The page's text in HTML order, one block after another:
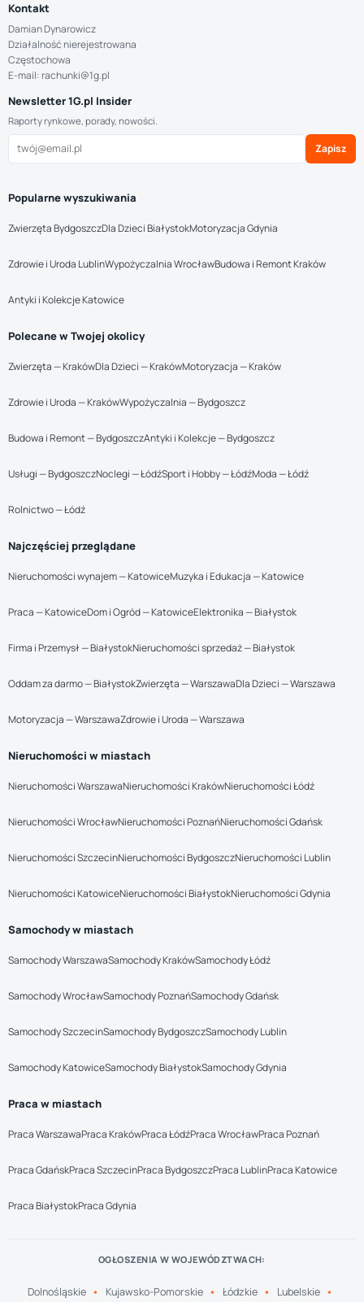
Kontakt
Damian Dynarowicz
Działalność nierejestrowana
Częstochowa
E-mail: rachunki@1g.pl
Newsletter 1G.pl Insider
Raporty rynkowe, porady, nowości.
Zapisz
Popularne wyszukiwania
Zwierzęta BydgoszczDla Dzieci BiałystokMotoryzacja Gdynia
Zdrowie i Uroda LublinWypożyczalnia WrocławBudowa i Remont Kraków
Antyki i Kolekcje Katowice
Polecane w Twojej okolicy
Zwierzęta — KrakówDla Dzieci — KrakówMotoryzacja — Kraków
Zdrowie i Uroda — KrakówWypożyczalnia — Bydgoszcz
Budowa i Remont — BydgoszczAntyki i Kolekcje — Bydgoszcz
Usługi — BydgoszczNoclegi — ŁódźSport i Hobby — ŁódźModa — Łódź
Rolnictwo — Łódź
Najczęściej przeglądane
Nieruchomości wynajem — KatowiceMuzyka i Edukacja — Katowice
Praca — KatowiceDom i Ogród — KatowiceElektronika — Białystok
Firma i Przemysł — BiałystokNieruchomości sprzedaż — Białystok
Oddam za darmo — BiałystokZwierzęta — WarszawaDla Dzieci — Warszawa
Motoryzacja — WarszawaZdrowie i Uroda — Warszawa
Nieruchomości w miastach
Nieruchomości WarszawaNieruchomości KrakówNieruchomości Łódź
Nieruchomości WrocławNieruchomości PoznańNieruchomości Gdańsk
Nieruchomości SzczecinNieruchomości BydgoszczNieruchomości Lublin
Nieruchomości KatowiceNieruchomości BiałystokNieruchomości Gdynia
Samochody w miastach
Samochody WarszawaSamochody KrakówSamochody Łódź
Samochody WrocławSamochody PoznańSamochody Gdańsk
Samochody SzczecinSamochody BydgoszczSamochody Lublin
Samochody KatowiceSamochody BiałystokSamochody Gdynia
Praca w miastach
Praca WarszawaPraca KrakówPraca ŁódźPraca WrocławPraca Poznań
Praca GdańskPraca SzczecinPraca BydgoszczPraca LublinPraca Katowice
Praca BiałystokPraca Gdynia
OGŁOSZENIA W WOJEWÓDZTWACH:
Dolnośląskie Kujawsko-Pomorskie Łódzkie Lubelskie